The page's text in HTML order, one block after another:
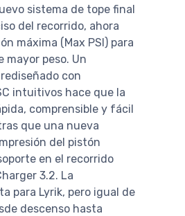
sistema de tope final
del recorrido, ahora
máxima (Max PSI) para
mayor peso. Un
con
intuitivos hace que la
comprensible y fácil
que una nueva
del pistón
en el recorrido
3.2. La
para Lyrik, pero igual de
descenso hasta